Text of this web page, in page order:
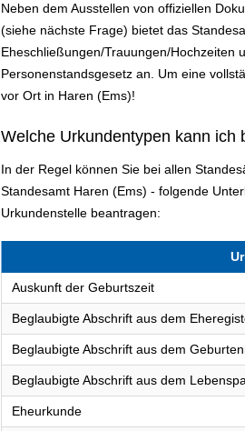
Neben dem Ausstellen von offiziellen
(siehe nächste Frage) bietet das
Eheschließungen/Trauungen/Hochzeiten
Personenstandsgesetz an. Um eine
vor Ort in Haren (Ems)!
Welche Urkundentypen kann ich
In der Regel können Sie bei allen
Standesamt Haren (Ems) - folgende
Urkundenstelle beantragen:
Auskunft der Geburtszeit
Beglaubigte Abschrift aus dem
Beglaubigte Abschrift aus dem
Beglaubigte Abschrift aus dem
Eheurkunde